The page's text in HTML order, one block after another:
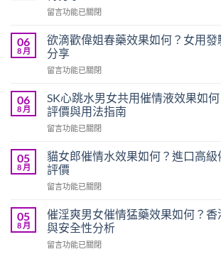
在
欲
水
女
用
情
液
評
價
何？
香
用
真
實
使
留言功能已關閉
06
8 月
欲滴歡偉姐春藥效果如何？女用發
分享
在
滴
歡
偉
姐
藥
效
果
如
女
用
騷
留言功能已關閉
06
8 月
SK心跳水男女共用催情液效果如
評價與用法指南
在
心
跳
水
男
共
用
催
情
留言功能已關閉
05
8 月
貓女郎催情水效果如何？進口高
評價
在
女
郎
催
情
留言功能已關閉
05
8 月
催淫爽男女催情猛藥效果如何？
與安全性分析
在
留言功能已關閉